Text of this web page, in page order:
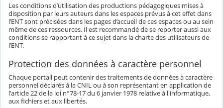
Les conditions d’utilisation des productions pédagogiques mises à
disposition par leurs auteurs dans les espaces prévus à cet effet dans
l’ENT sont précisées dans les pages d’accueil de ces espaces ou au sein
même de ces ressources. Il est recommandé de se reporter aussi aux
conditions se rapportant à ce sujet dans la charte des utilisateurs de
l’ENT.
Protection des données à caractère personnel
Chaque portail peut contenir des traitements de données à caractère
personnel déclarés à la CNIL ou à son représentant en application de
l'article 22 de la loi n°78-17 du 6 janvier 1978 relative à l'informatique,
aux fichiers et aux libertés.